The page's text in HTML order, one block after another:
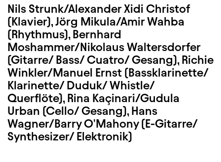
Nils Strunk/Alexander Xidi Christof
(Klavier), Jörg Mikula/Amir Wahba
(Rhythmus), Bernhard
Moshammer/Nikolaus Waltersdorfer
(Gitarre/ Bass/ Cuatro/ Gesang), Richie
Winkler/Manuel Ernst (Bassklarinette/
Klarinette/ Duduk/ Whistle/
Querflöte), Rina Kaçinari/Gudula
Urban (Cello/ Gesang), Hans
Wagner/Barry O'Mahony (E-Gitarre/
Synthesizer/ Elektronik)